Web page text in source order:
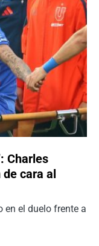
Charles
cara al
en el duelo frente a